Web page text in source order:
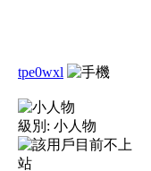
tpe0wxl
級別: 小人物